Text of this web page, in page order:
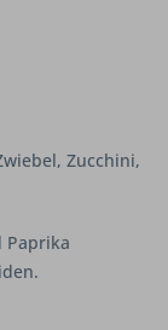
Zucchini,
Paprika